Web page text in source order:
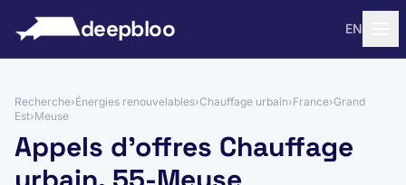
deepbloo EN
Recherche›Énergies renouvelables›Chauffage urbain›France›Grand
Est›Meuse
Appels d'offres Chauffage